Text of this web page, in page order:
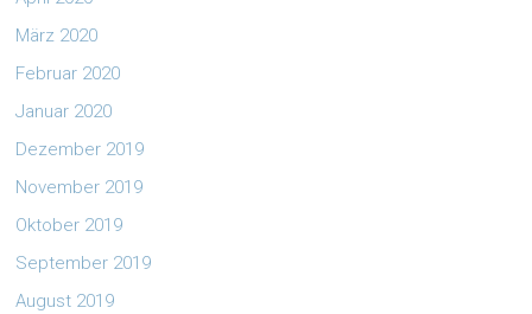
März 2020
Februar 2020
Januar 2020
Dezember 2019
November 2019
Oktober 2019
September 2019
August 2019